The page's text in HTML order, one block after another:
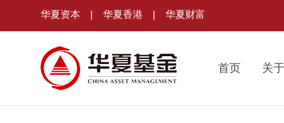
华夏资本 | 华夏香港 | 华夏财富
首页 关